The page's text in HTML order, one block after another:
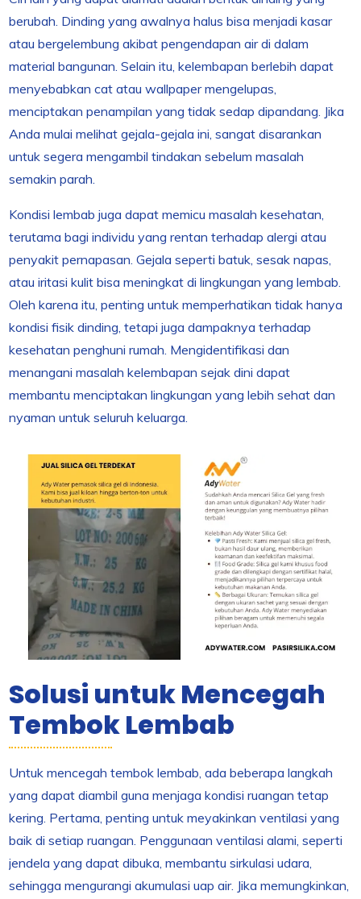
berubah. Dinding yang awalnya halus bisa menjadi kasar
atau bergelembung akibat pengendapan air di dalam
material bangunan. Selain itu, kelembapan berlebih dapat
menyebabkan cat atau wallpaper mengelupas,
menciptakan penampilan yang tidak sedap dipandang. Jika
Anda mulai melihat gejala-gejala ini, sangat disarankan
untuk segera mengambil tindakan sebelum masalah
semakin parah.
Kondisi lembab juga dapat memicu masalah kesehatan,
terutama bagi individu yang rentan terhadap alergi atau
penyakit pernapasan. Gejala seperti batuk, sesak napas,
atau iritasi kulit bisa meningkat di lingkungan yang lembab.
Oleh karena itu, penting untuk memperhatikan tidak hanya
kondisi fisik dinding, tetapi juga dampaknya terhadap
kesehatan penghuni rumah. Mengidentifikasi dan
menangani masalah kelembapan sejak dini dapat
membantu menciptakan lingkungan yang lebih sehat dan
nyaman untuk seluruh keluarga.
Solusi untuk Mencegah
Tembok Lembab
Untuk mencegah tembok lembab, ada beberapa langkah
yang dapat diambil guna menjaga kondisi ruangan tetap
kering. Pertama, penting untuk meyakinkan ventilasi yang
baik di setiap ruangan. Penggunaan ventilasi alami, seperti
jendela yang dapat dibuka, membantu sirkulasi udara,
sehingga mengurangi akumulasi uap air. Jika memungkinkan,